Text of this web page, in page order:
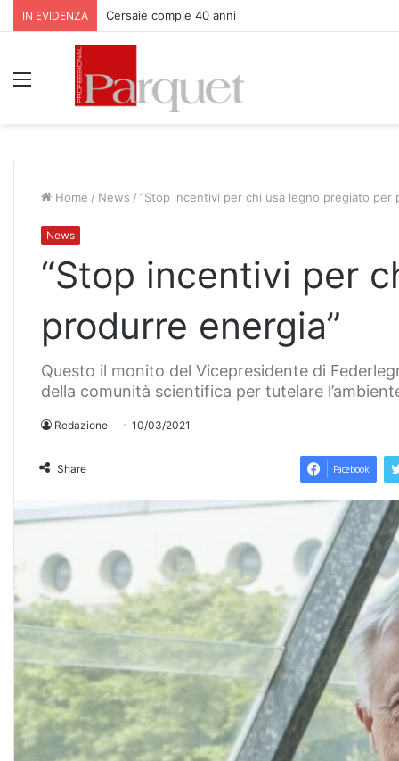
IN EVIDENZA Cersaie compie 40 anni
Home / News / “Stop incentivi per chi usa legno pregiato per
News
“Stop incentivi per
produrre energia”
Questo il monito del Vicepresidente di
della comunità scientifica per tutelare
Redazione 10/03/2021
Share Facebook